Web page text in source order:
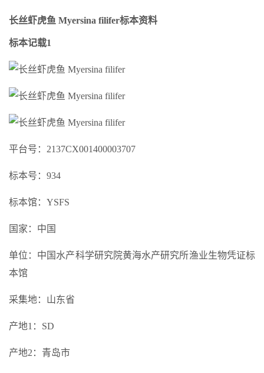
长丝虾虎鱼 Myersina filifer标本资料
标本记载1
平台号：2137CX001400003707
标本号：934
标本馆：YSFS
国家：中国
单位：中国水产科学研究院黄海水产研究所渔业生物凭证标
本馆
采集地：山东省
产地1：SD
产地2：青岛市